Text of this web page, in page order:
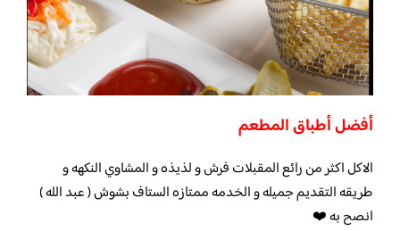
أفضل أطباق المطعم
الاكل اكثر من رائع المقبلات فرش و لذيذه و المشاوي النكهه و
طريقه التقديم جميله و الخدمه ممتازه الستاف بشوش ( عبد الله )
انصح به ❤️